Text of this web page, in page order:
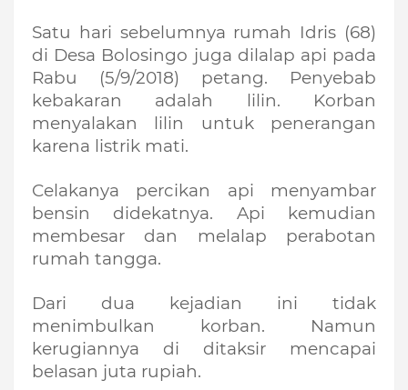
Satu hari sebelumnya rumah Idris (68)
di Desa Bolosingo juga dilalap api pada
Rabu (5/9/2018) petang. Penyebab
kebakaran adalah lilin. Korban
menyalakan lilin untuk penerangan
karena listrik mati.
Celakanya percikan api menyambar
bensin didekatnya. Api kemudian
membesar dan melalap perabotan
rumah tangga.
Dari dua kejadian ini tidak
menimbulkan korban. Namun
kerugiannya di ditaksir mencapai
belasan juta rupiah.